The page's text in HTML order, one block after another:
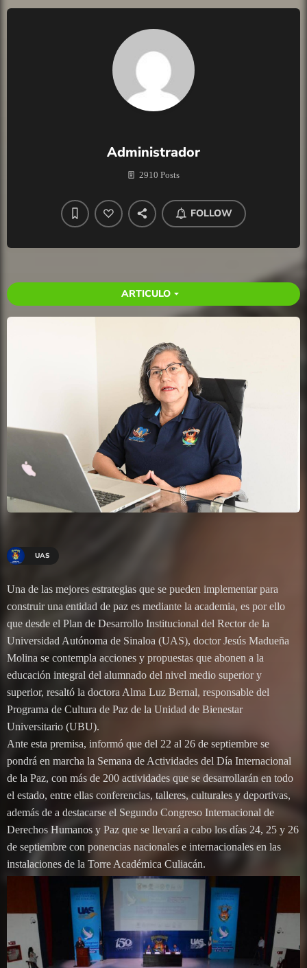
Administrador
2910 Posts
FOLLOW
ARTICULO arrow_drop_down
UAS
Una de las mejores estrategias que se pueden implementar para
construir una entidad de paz es mediante la academia, es por ello
que desde el Plan de Desarrollo Institucional del Rector de la
Universidad Autónoma de Sinaloa (UAS), doctor Jesús Madueña
Molina se contempla acciones y propuestas que abonen a la
educación integral del alumnado del nivel medio superior y
superior, resaltó la doctora Alma Luz Bernal, responsable del
Programa de Cultura de Paz de la Unidad de Bienestar
Universitario (UBU).
Ante esta premisa, informó que del 22 al 26 de septiembre se
pondrá en marcha la Semana de Actividades del Día Internacional
de la Paz, con más de 200 actividades que se desarrollarán en todo
el estado, entre ellas conferencias, talleres, culturales y deportivas,
además de a destacarse el Segundo Congreso Internacional de
Derechos Humanos y Paz que se llevará a cabo los días 24, 25 y 26
de septiembre con ponencias nacionales e internacionales en las
instalaciones de la Torre Académica Culiacán.